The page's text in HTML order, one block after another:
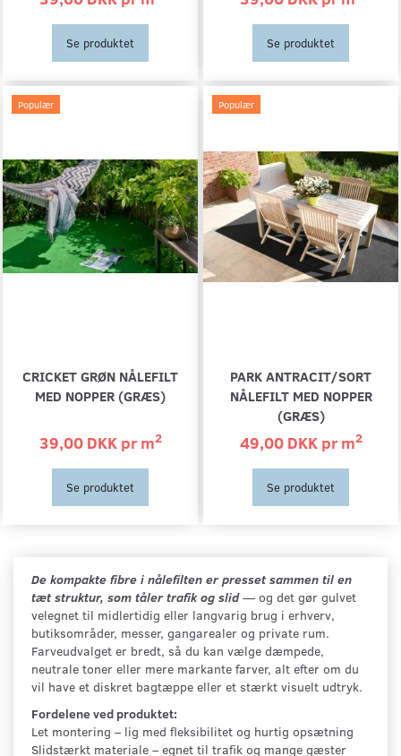
Se produktet Se produktet
Populær
CRICKET GRØN NÅLEFILT
MED NOPPER (GRÆS)
39,00 DKK prm2
Se produktet
Populær
PARK ANTRACIT/SORT
NÅLEFILT MED NOPPER
(GRÆS)
49,00 DKK prm2
Se produktet
De kompakte fibre i nålefilten er presset sammen til en
tæt struktur, som tåler trafik og slid — og det gør gulvet
velegnet til midlertidig eller langvarig brug i erhverv,
butiksområder, messer, gangarealer og private rum.
Farveudvalget er bredt, så du kan vælge dæmpede,
neutrale toner eller mere markante farver, alt efter om du
vil have et diskret bagtæppe eller et stærkt visuelt udtryk.
Fordelene ved produktet:
Let montering – lig med fleksibilitet og hurtig opsætning
Slidstærkt materiale – egnet til trafik og mange gæster